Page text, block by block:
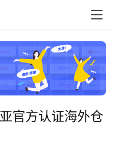
官方认证海外仓